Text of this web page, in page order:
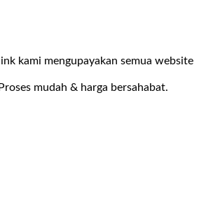
kami mengupayakan semua website
mudah & harga bersahabat.